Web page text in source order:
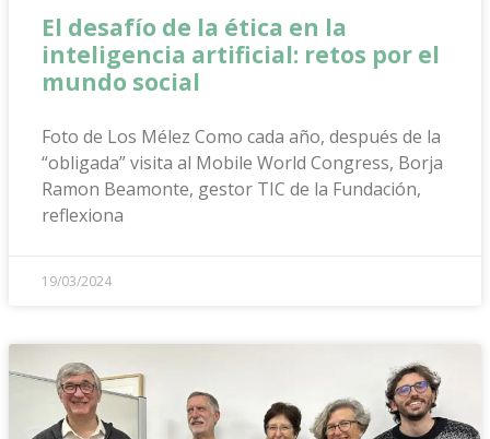
El desafío de la ética en la
inteligencia artificial: retos por el
mundo social
Foto de Los Mélez Como cada año, después de la
“obligada” visita al Mobile World Congress, Borja
Ramon Beamonte, gestor TIC de la Fundación,
reflexiona
19/03/2024